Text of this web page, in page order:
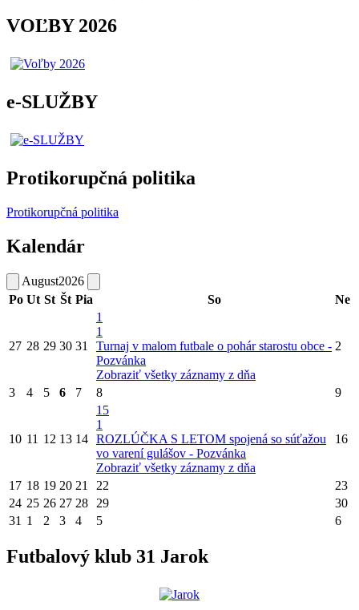
VOĽBY 2026
e-SLUŽBY
Protikorupčná politika
Protikorupčná politika
Kalendár
August2026
Po Ut St Št Pia So Ne
27 28 29 30 31
1
1
Turnaj v malom futbale o pohár starostu obce -
Pozvánka
Zobraziť všetky záznamy z dňa
2
3 4 5 6 7 8 9
10 11 12 13 14
15
1
ROZLÚČKA S LETOM spojená so súťažou
vo varení gulášov - Pozvánka
Zobraziť všetky záznamy z dňa
16
17 18 19 20 21 22
23
24 25 26 27 28 29
30
31 1 2 3 4 5 6
Futbalový klub 31 Jarok